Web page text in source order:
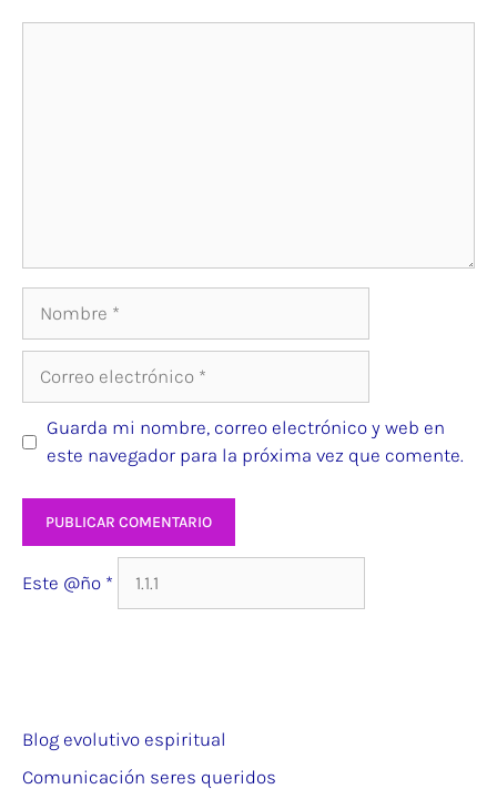
Guarda mi nombre, correo electrónico y web en
este navegador para la próxima vez que comente.
Este @ño *
Blog evolutivo espiritual
Comunicación seres queridos